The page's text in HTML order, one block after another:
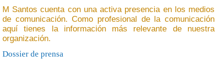
M Santos cuenta con una activa presencia en los medios
de comunicación. Como profesional de la comunicación
aquí tienes la información más relevante de nuestra
organización.
Dossier de prensa